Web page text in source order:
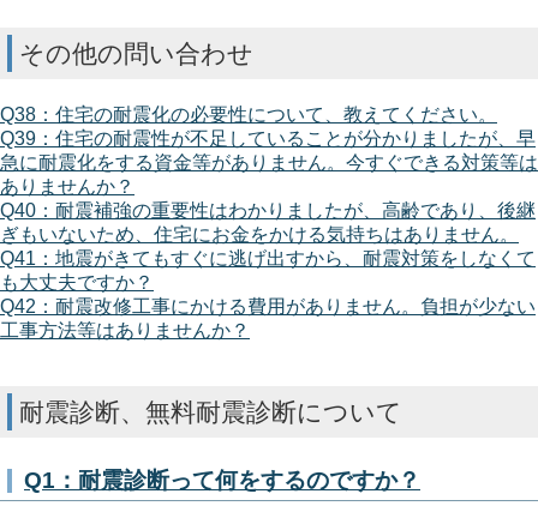
その他の問い合わせ
Q38：住宅の耐震化の必要性について、教えてください。
Q39：住宅の耐震性が不足していることが分かりましたが、早
急に耐震化をする資金等がありません。今すぐできる対策等は
ありませんか？
Q40：耐震補強の重要性はわかりましたが、高齢であり、後継
ぎもいないため、住宅にお金をかける気持ちはありません。
Q41：地震がきてもすぐに逃げ出すから、耐震対策をしなくて
も大丈夫ですか？
Q42：耐震改修工事にかける費用がありません。負担が少ない
工事方法等はありませんか？
耐震診断、無料耐震診断について
Q1：耐震診断って何をするのですか？